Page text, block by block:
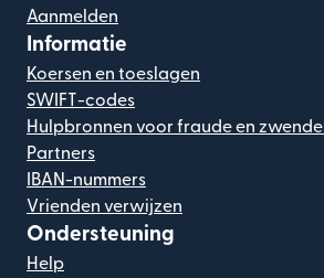
Aanmelden
Informatie
Koersen en toeslagen
SWIFT-codes
Hulpbronnen voor fraude en zwendel
Partners
IBAN-nummers
Vrienden verwijzen
Ondersteuning
Help